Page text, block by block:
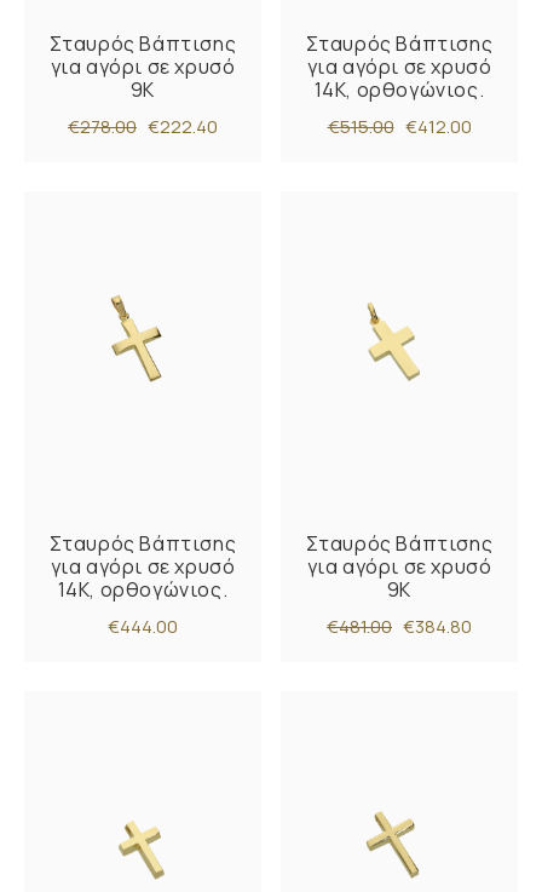
Σταυρός Βάπτισης
για αγόρι σε χρυσό
9Κ
€278.00 €222.40
Σταυρός Βάπτισης
για αγόρι σε χρυσό
14Κ, ορθογώνιος.
€515.00 €412.00
Σταυρός Βάπτισης
για αγόρι σε χρυσό
14Κ, ορθογώνιος.
€444.00
Σταυρός Βάπτισης
για αγόρι σε χρυσό
9Κ
€481.00 €384.80